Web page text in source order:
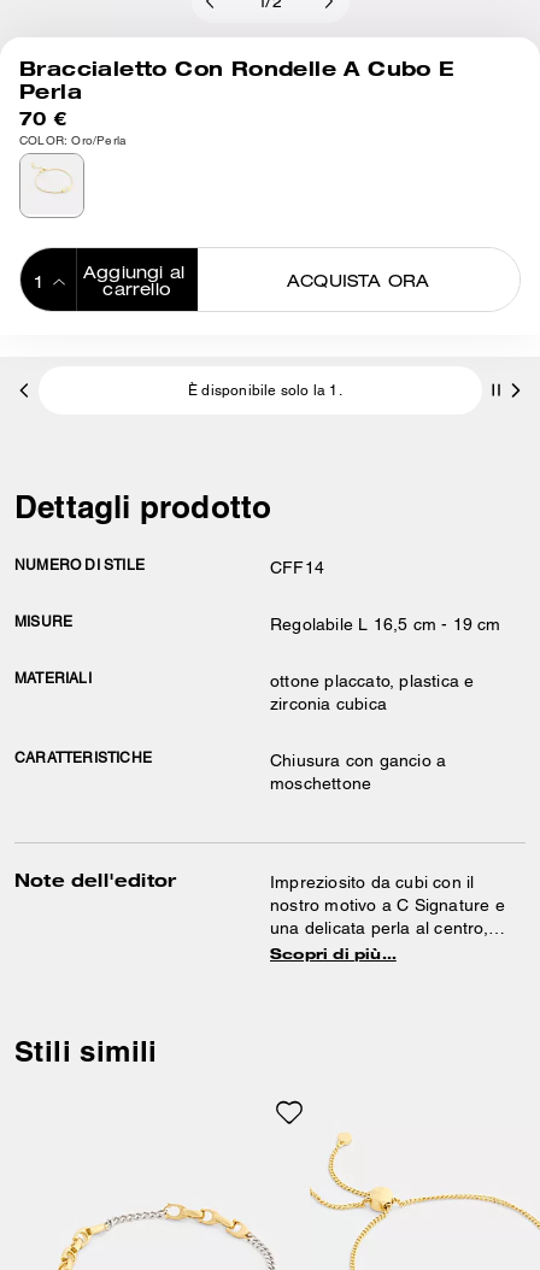
/2
Braccialetto Con Rondelle A Cubo E
Perla
70 €
COLOR: Oro/Perla
Aggiungi al
carrello
ACQUISTA ORA
È disponibile solo la 1.
Dettagli prodotto
NUMERO DI STILE CFF14
MISURE Regolabile L 16,5 cm - 19 cm
MATERIALI
ottone placcato, plastica e
zirconia cubica
CARATTERISTICHE
Chiusura con gancio a
moschettone
Note dell'editor
Impreziosito da cubi con il
nostro motivo a C Signature e
una delicata perla al centro,
questo elegante braccialetto
Scopri di più…
Stili simili